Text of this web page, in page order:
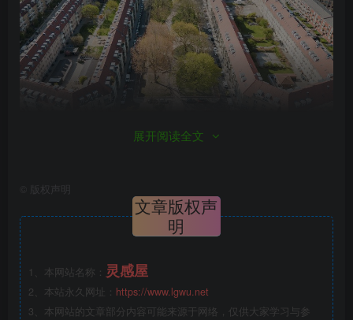
灵活的室外家具，鼓励社交互动和活动。
行业启示与批判性思考
Karens Minde Aksen项目展示了如何将生态技
术与公共空间设计有机结合，为现代城市提供了可
行的气候适应方案。
展开阅读全文
版权声明
文章版权声
明
1、本网站名称： 灵感屋
2、本站永久网址： https://www.lgwu.net
3、本网站的文章部分内容可能来源于网络，仅供大家学习与参